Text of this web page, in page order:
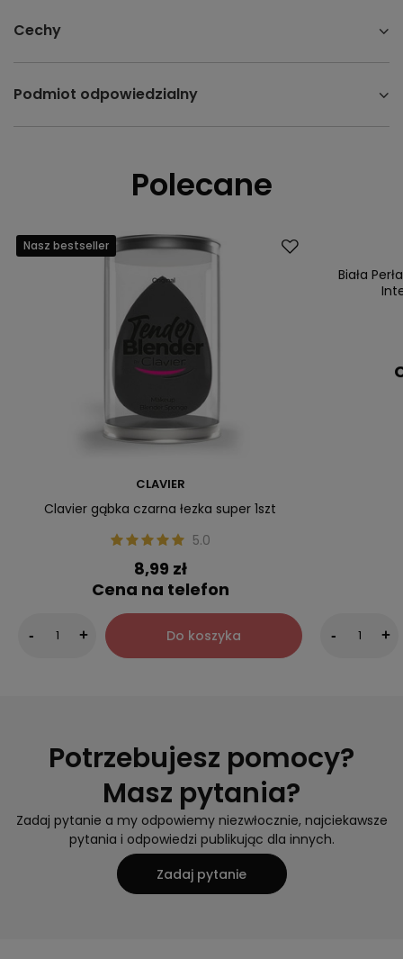
Cechy
Podmiot odpowiedzialny
Polecane
Nasz bestseller
CLAVIER
Clavier gąbka czarna łezka super 1szt
5.0
8,99 zł
Cena na telefon
- + Do koszyka
Biała
- +
Potrzebujesz pomocy?
Masz pytania?
Zadaj pytanie a my odpowiemy niezwłocznie, najciekawsze
pytania i odpowiedzi publikując dla innych.
Zadaj pytanie